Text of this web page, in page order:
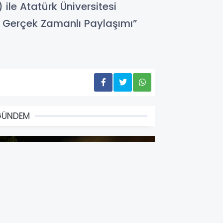
ile Atatürk Üniversitesi
Zamanlı Paylaşımı”